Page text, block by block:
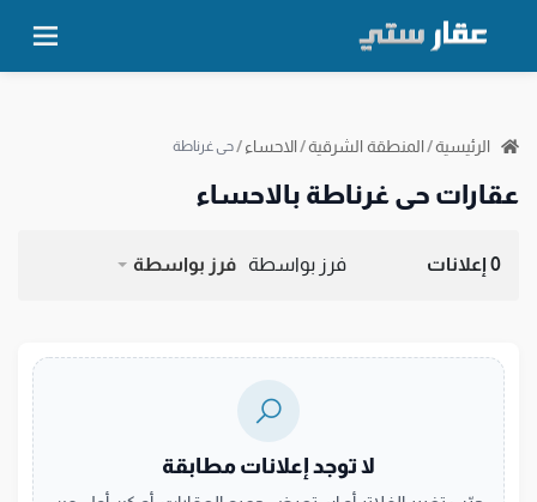
الرئيسية/المنطقة الشرقية/الاحساء/حي غرناطة
عقارات حي غرناطة بالاحساء
0 إعلانات فرز بواسطة فرز بواسطة
لا توجد إعلانات مطابقة